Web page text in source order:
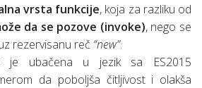
vrsta funkcije, koja za razliku od
da se pozove (invoke), nego se
rezervisanu reč “new”.
je ubačena u jezik sa ES2015
da poboljša čitljivost i olakša